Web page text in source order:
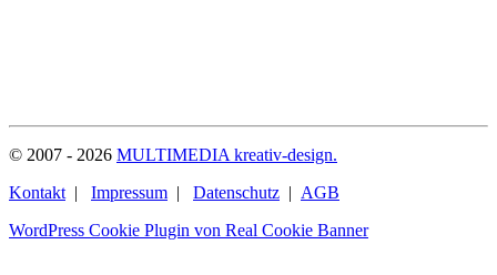
© 2007 - 2026 MULTIMEDIA kreativ-design.
Kontakt | Impressum | Datenschutz | AGB
WordPress Cookie Plugin von Real Cookie Banner